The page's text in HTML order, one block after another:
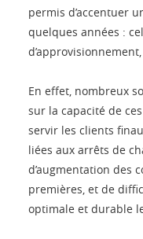
permis d’accentuer
quelques années :
En effet, nombreux
sur la capacité de
servir les clients
liées aux arrêts de
d’augmentation des
premières, et de
optimale et durable